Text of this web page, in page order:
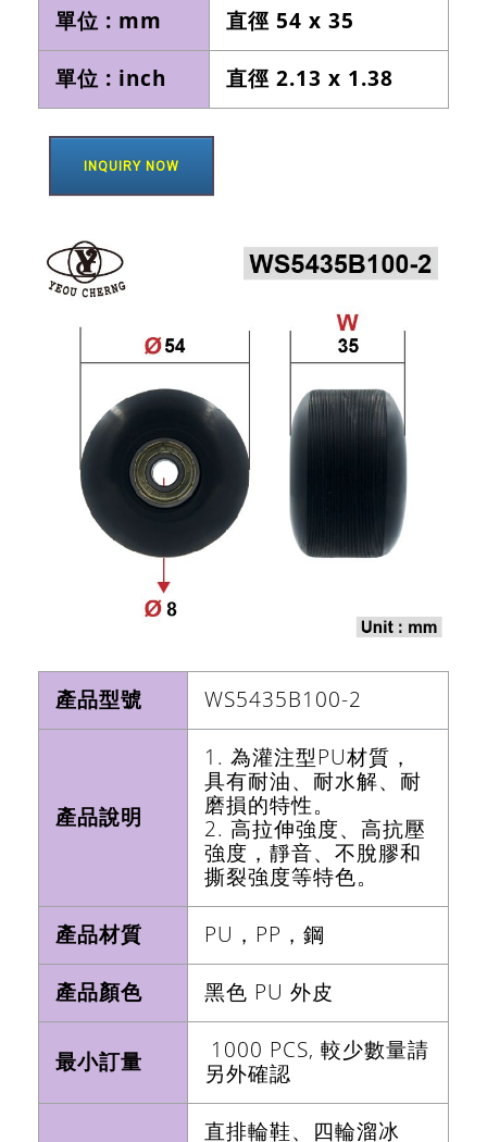
單位 : mm 直徑 54 x 35
單位 : inch 直徑 2.13 x 1.38
INQUIRY NOW
產品型號 WS5435B100-2
產品說明
1. 為灌注型PU材質，
具有耐油、耐水解、耐
磨損的特性。
2. 高拉伸強度、高抗壓
強度，靜音、不脫膠和
撕裂強度等特色。
產品材質 PU，PP，鋼
產品顏色 黑色 PU 外皮
最小訂量
1000 PCS, 較少數量請
另外確認
直排輪鞋、四輪溜冰